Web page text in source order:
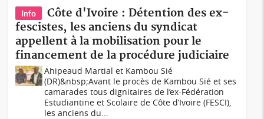
Info
Côte d'Ivoire : Détention des ex-
fescistes, les anciens du syndicat
appellent à la mobilisation pour le
financement de la procédure judiciaire
Ahipeaud Martial et Kambou Sié
(DR)&nbsp;Avant le procès de Kambou Sié et ses
camarades tous dignitaires de l’ex-Fédération
Estudiantine et Scolaire de Côte d’Ivoire (FESCI),
les anciens du...